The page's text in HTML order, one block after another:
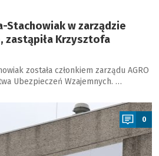
Stachowiak w zarządzie
zastąpiła Krzysztofa
została członkiem zarządu AGRO
Ubezpieczeń Wzajemnych. …
0